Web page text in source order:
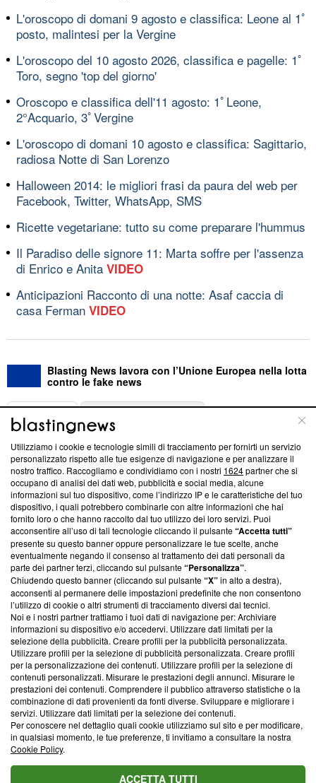
L'oroscopo di domani 9 agosto e classifica: Leone al 1ﾟ
posto, malintesi per la Vergine
L'oroscopo del 10 agosto 2026, classifica e pagelle: 1ﾟ
Toro, segno 'top del giorno'
Oroscopo e classifica dell'11 agosto: 1ﾟLeone,
2°Acquario, 3ﾟVergine
L'oroscopo di domani 10 agosto e classifica: Sagittario,
radiosa Notte di San Lorenzo
Halloween 2014: le migliori frasi da paura del web per
Facebook, Twitter, WhatsApp, SMS
Ricette vegetariane: tutto su come preparare l'hummus
Il Paradiso delle signore 11: Marta soffre per l'assenza
di Enrico e Anita VIDEO
Anticipazioni Racconto di una notte: Asaf caccia di
casa Ferman VIDEO
Blasting News lavora con l’Unione Europea nella lotta
contro le fake news
ABOUT
Questa sezione offre informazioni trasparenti su Blasting
News, sui nostri processi editoriali e su come ci impegniamo a
creare news di qualità. Inoltre, afferma la nostra aderenza a
‘Trust Project - News with Integrity’Blasting News non è
ancora membro del programma, ma ha richiesto di farne
parte; Trust Project non ha ancora effettuato una verifica di
conformità agli standard.
Su di noi
Team editoriale
Corporate
Redazione
Informativa Privacy
Cookie Policy
Blasting SA, IDI CHE-247.845.224, Via Carlo Frasca, 3 - 6900
Lugano (Svizzera) Tel:+39 0690258937
© 2026 Blasting News
Utilizziamo i cookie e tecnologie simili di tracciamento per fornirti un servizio
personalizzato rispetto alle tue esigenze di navigazione e per analizzare il
nostro traffico. Raccogliamo e condividiamo con i nostri 1624partner che si
occupano di analisi dei dati web, pubblicità e social media, alcune
informazioni sul tuo dispositivo, come l’indirizzo IP e le caratteristiche del tuo
dispositivo, i quali potrebbero combinarle con altre informazioni che hai
fornito loro o che hanno raccolto dal tuo utilizzo dei loro servizi. Puoi
acconsentire all’uso di tali tecnologie cliccando il pulsante“Accetta tutti”
presente su questo banner oppure personalizzare le tue scelte, anche
eventualmente negando il consenso al trattamento dei dati personali da
parte dei partner terzi, cliccando sul pulsante“Personalizza”.
Chiudendo questo banner (cliccando sul pulsante“X”in alto a destra),
acconsenti al permanere delle impostazioni predefinite che non consentono
l’utilizzo di cookie o altri strumenti di tracciamento diversi dai tecnici.
Noi e i nostri partner trattiamo i tuoi dati di navigazione per: Archiviare
informazioni su dispositivo e/o accedervi. Utilizzare dati limitati per la
selezione della pubblicità. Creare profili per la pubblicità personalizzata.
Utilizzare profili per la selezione di pubblicità personalizzata. Creare profili
per la personalizzazione dei contenuti. Utilizzare profili per la selezione di
contenuti personalizzati. Misurare le prestazioni degli annunci. Misurare le
prestazioni dei contenuti. Comprendere il pubblico attraverso statistiche o la
combinazione di dati provenienti da fonti diverse. Sviluppare e migliorare i
servizi. Utilizzare dati limitati per la selezione dei contenuti.
Per conoscere nel dettaglio quali cookie utilizziamo sul sito e per modificare,
in qualsiasi momento, le tue preferenze, ti invitiamo a consultare la nostra
Cookie Policy.
ACCETTA TUTTI